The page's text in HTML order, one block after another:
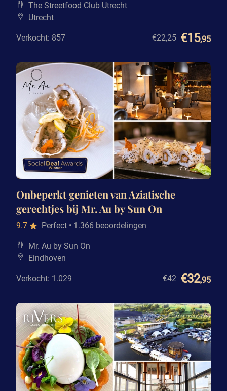
The Streetfood Club Utrecht
Utrecht
Verkocht: 857 €22,25 €15,95
Onbeperkt genieten van Aziatische
gerechtjes bij Mr. Au by Sun On
9.7 Perfect • 1.366 beoordelingen
Mr. Au by Sun On
Eindhoven
Verkocht: 1.029 €42 €32,95